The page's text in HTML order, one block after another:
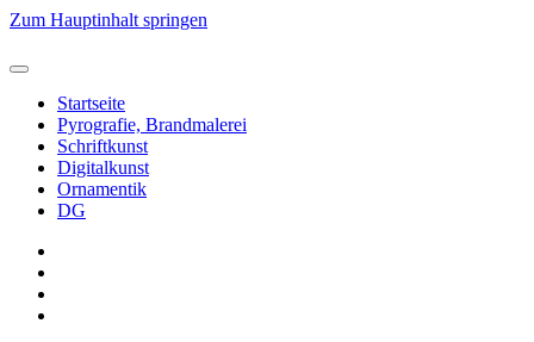
Zum Hauptinhalt springen
Startseite
Pyrografie, Brandmalerei
Schriftkunst
Digitalkunst
Ornamentik
DG